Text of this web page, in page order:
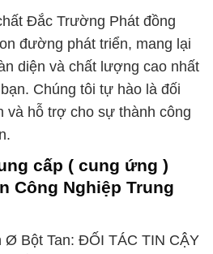
Đắc Trường Phát đồng
đường phát triển, mang lại
diện và chất lượng cao nhất
Chúng tôi tự hào là đối
và hỗ trợ cho sự thành công
cấp ( cung ứng )
Công Nghiệp Trung
Ø Bột Tan: ĐỐI TÁC TIN CẬY